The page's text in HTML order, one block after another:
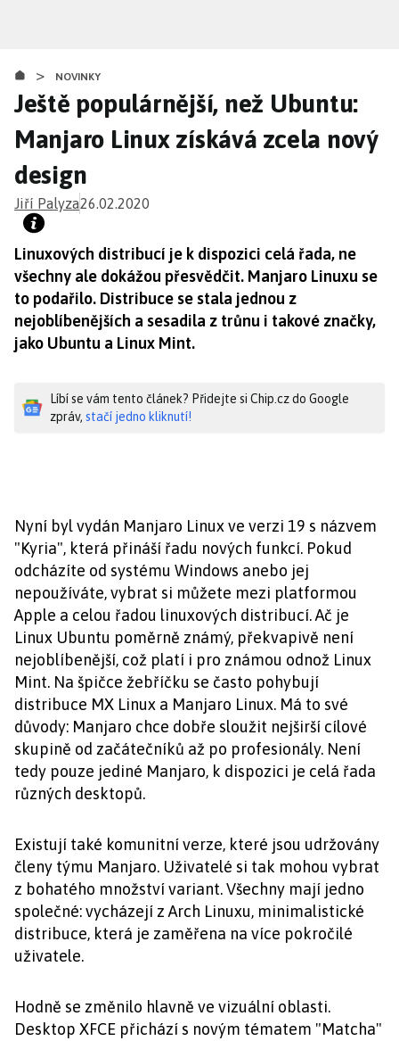
obsahu
> NOVINKY
Ještě populárnější, než Ubuntu:
Manjaro Linux získává zcela nový
design
Jiří Palyza26.02.2020
Linuxových distribucí je k dispozici celá řada, ne
všechny ale dokážou přesvědčit. Manjaro Linuxu se
to podařilo. Distribuce se stala jednou z
nejoblíbenějších a sesadila z trůnu i takové značky,
jako Ubuntu a Linux Mint.
Líbí se vám tento článek? Přidejte si Chip.cz do Google
zpráv, stačí jedno kliknutí!
Nyní byl vydán Manjaro Linux ve verzi 19 s názvem
"Kyria", která přináší řadu nových funkcí. Pokud
odcházíte od systému Windows anebo jej
nepoužíváte, vybrat si můžete mezi platformou
Apple a celou řadou linuxových distribucí. Ač je
Linux Ubuntu poměrně známý, překvapivě není
nejoblíbenější, což platí i pro známou odnož Linux
Mint. Na špičce žebříčku se často pohybují
distribuce MX Linux a Manjaro Linux. Má to své
důvody: Manjaro chce dobře sloužit nejširší cílové
skupině od začátečníků až po profesionály. Není
tedy pouze jediné Manjaro, k dispozici je celá řada
různých desktopů.
Existují také komunitní verze, které jsou udržovány
členy týmu Manjaro. Uživatelé si tak mohou vybrat
z bohatého množství variant. Všechny mají jedno
společné: vycházejí z Arch Linuxu, minimalistické
distribuce, která je zaměřena na více pokročilé
uživatele.
Hodně se změnilo hlavně ve vizuální oblasti.
Desktop XFCE přichází s novým tématem "Matcha"